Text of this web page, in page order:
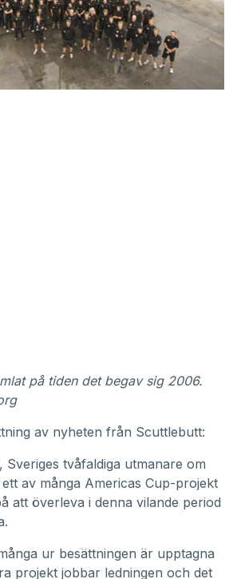
på tiden det begav sig 2006.
av nyheten från Scuttlebutt:
Sveriges tvåfaldiga utmanare om
av många Americas Cup-projekt
att överleva i denna vilande period
ur besättningen är upptagna
projekt jobbar ledningen och det